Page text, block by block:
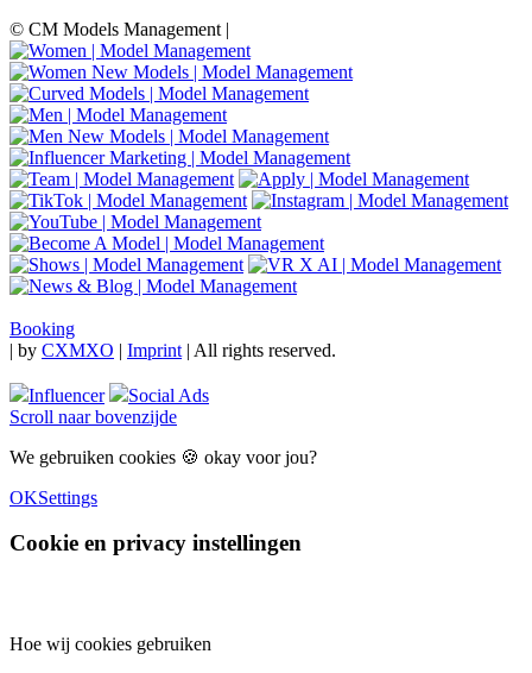
© CM Models Management |
Booking
| by CXMXO | Imprint | All rights reserved.
Influencer
Social Ads
Scroll naar bovenzijde
We gebruiken cookies 🍪 okay voor jou?
OKSettings
Cookie en privacy instellingen
Hoe wij cookies gebruiken